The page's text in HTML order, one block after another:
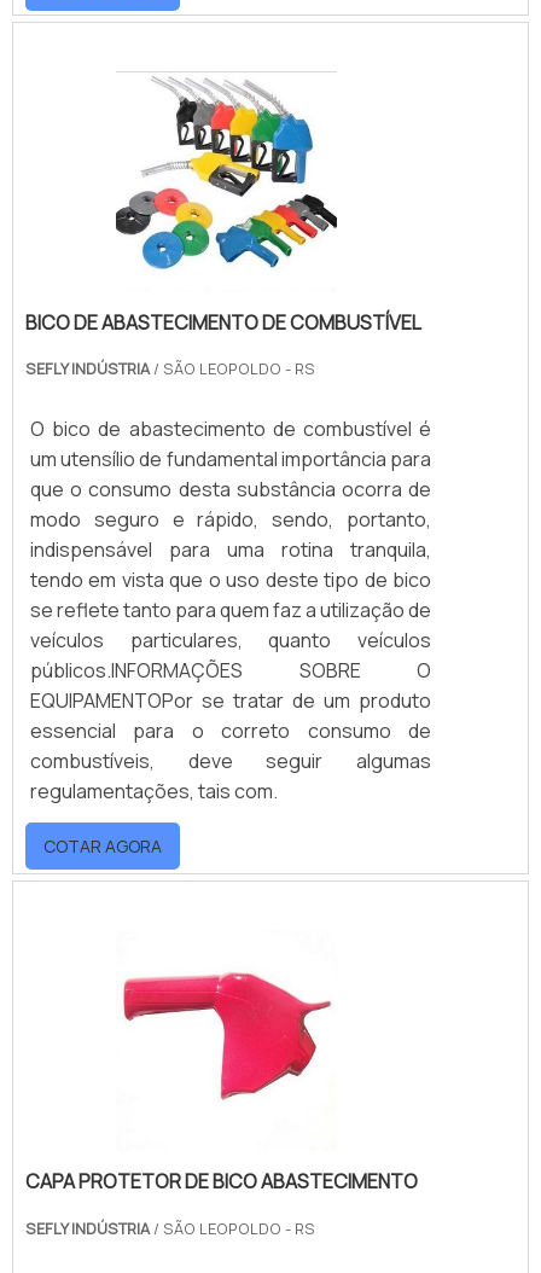
BICO DE ABASTECIMENTO DE COMBUSTÍVEL
SEFLY INDÚSTRIA/ SÃO LEOPOLDO - RS
O bico de abastecimento de combustível é
um utensílio de fundamental importância para
que o consumo desta substância ocorra de
modo seguro e rápido, sendo, portanto,
indispensável para uma rotina tranquila,
tendo em vista que o uso deste tipo de bico
se reflete tanto para quem faz a utilização de
veículos particulares, quanto veículos
públicos.INFORMAÇÕES SOBRE O
EQUIPAMENTOPor se tratar de um produto
essencial para o correto consumo de
combustíveis, deve seguir algumas
regulamentações, tais com.
COTAR AGORA
CAPA PROTETOR DE BICO ABASTECIMENTO
SEFLY INDÚSTRIA/ SÃO LEOPOLDO - RS